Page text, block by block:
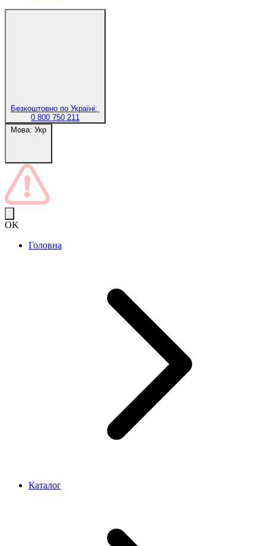
Безкоштовно по Україні:
0 800 750 211
Мова: Укр
OK
Головна
Каталог